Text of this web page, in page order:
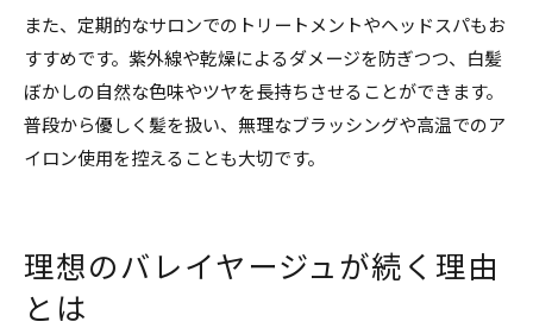
また、定期的なサロンでのトリートメントやヘッドスパもお
すすめです。紫外線や乾燥によるダメージを防ぎつつ、白髪
ぼかしの自然な色味やツヤを長持ちさせることができます。
普段から優しく髪を扱い、無理なブラッシングや高温でのア
イロン使用を控えることも大切です。
理想のバレイヤージュが続く理由
とは